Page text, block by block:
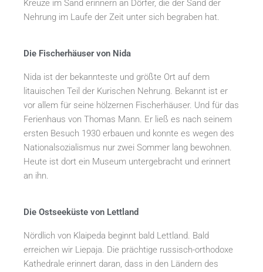
Kreuze im Sand erinnern an Dörfer, die der Sand der
Nehrung im Laufe der Zeit unter sich begraben hat.
Die Fischerhäuser von Nida
Nida ist der bekannteste und größte Ort auf dem
litauischen Teil der Kurischen Nehrung. Bekannt ist er
vor allem für seine hölzernen Fischerhäuser. Und für das
Ferienhaus von Thomas Mann. Er ließ es nach seinem
ersten Besuch 1930 erbauen und konnte es wegen des
Nationalsozialismus nur zwei Sommer lang bewohnen.
Heute ist dort ein Museum untergebracht und erinnert
an ihn.
Die Ostseeküste von Lettland
Nördlich von Klaipeda beginnt bald Lettland. Bald
erreichen wir Liepaja. Die prächtige russisch-orthodoxe
Kathedrale erinnert daran, dass in den Ländern des